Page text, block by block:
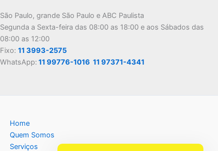
São Paulo, grande São Paulo e ABC Paulista
Segunda a Sexta-feira das 08:00 as 18:00 e aos Sábados das
08:00 as 12:00
Fixo: 11 3993-2575
WhatsApp: 11 99776-1016 11 97371-4341
Home
Quem Somos
Serviços